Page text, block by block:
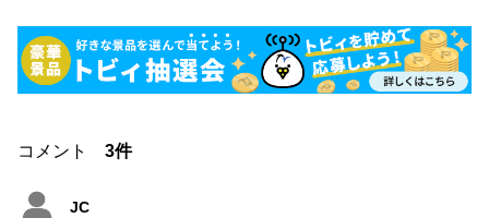
コメント 3件
JC